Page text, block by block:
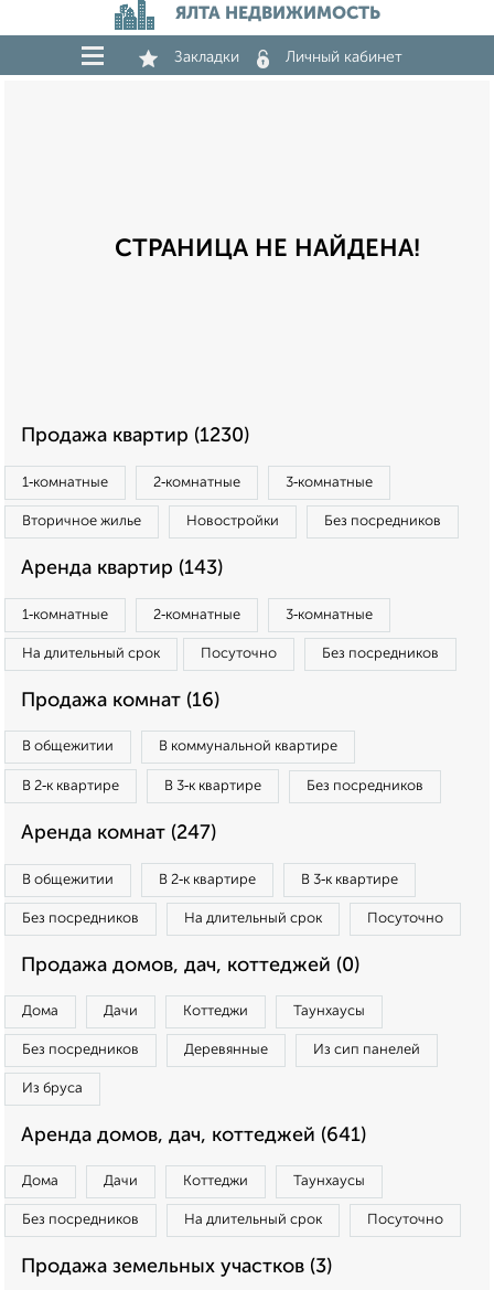
ЯЛТА НЕДВИЖИМОСТЬ
Закладки Личный кабинет
СТРАНИЦА НЕ НАЙДЕНА!
Продажа квартир (1230)
1‑комнатные 2‑комнатные 3‑комнатные
Вторичное жилье Новостройки Без посредников
Аренда квартир (143)
1‑комнатные 2‑комнатные 3‑комнатные
На длительный срок Посуточно Без посредников
Продажа комнат (16)
В общежитии В коммунальной квартире
В 2‑к квартире В 3‑к квартире Без посредников
Аренда комнат (247)
В общежитии В 2‑к квартире В 3‑к квартире
Без посредников На длительный срок Посуточно
Продажа домов, дач, коттеджей (0)
Дома Дачи Коттеджи Таунхаусы
Без посредников Деревянные Из сип панелей
Из бруса
Аренда домов, дач, коттеджей (641)
Дома Дачи Коттеджи Таунхаусы
Без посредников На длительный срок Посуточно
Продажа земельных участков (3)